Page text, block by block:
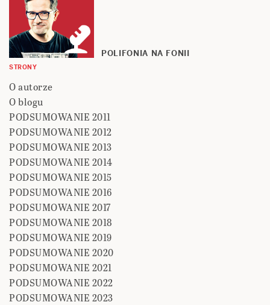
POLIFONIA NA FONII
STRONY
O autorze
O blogu
PODSUMOWANIE 2011
PODSUMOWANIE 2012
PODSUMOWANIE 2013
PODSUMOWANIE 2014
PODSUMOWANIE 2015
PODSUMOWANIE 2016
PODSUMOWANIE 2017
PODSUMOWANIE 2018
PODSUMOWANIE 2019
PODSUMOWANIE 2020
PODSUMOWANIE 2021
PODSUMOWANIE 2022
PODSUMOWANIE 2023